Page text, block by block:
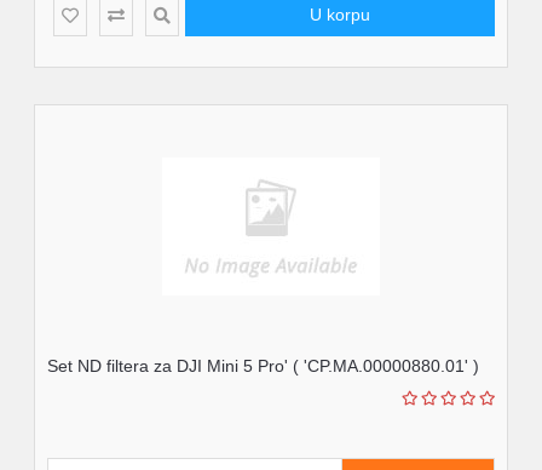
U korpu
Set ND filtera za DJI Mini 5 Pro' ( 'CP.MA.00000880.01' )